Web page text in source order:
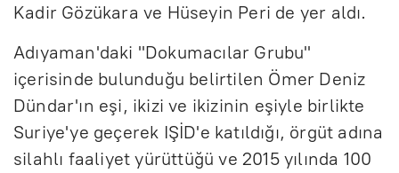
Kadir Gözükara ve Hüseyin Peri de yer aldı.
Adıyaman'daki "Dokumacılar Grubu"
içerisinde bulunduğu belirtilen Ömer Deniz
Dündar'ın eşi, ikizi ve ikizinin eşiyle birlikte
Suriye'ye geçerek IŞİD'e katıldığı, örgüt adına
silahlı faaliyet yürüttüğü ve 2015 yılında 100